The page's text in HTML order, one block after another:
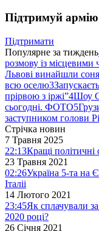
Підтримуй
Підтримати
Популярне за тиждень
розмову із
Львові винайшли
всю оселю3
прірвою з іржі”4Шоу
сьогодні. ФОТО5
заступником голови
Стрічка новин
7 Травня 2025
22:13Кращі політичні
23 Травня 2021
02:26Україна 5-та на
Італіі
14 Лютого 2021
23:45Як сплачували
2020 році?
26 Січня 2021